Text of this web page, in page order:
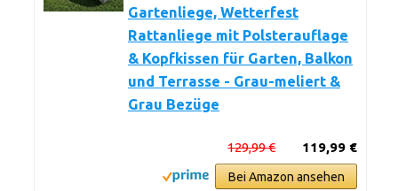
Gartenliege, Wetterfest
Rattanliege mit Polsterauflage
& Kopfkissen für Garten, Balkon
und Terrasse - Grau-meliert &
Grau Bezüge
119,99 €
129,99 €
Bei Amazon ansehen